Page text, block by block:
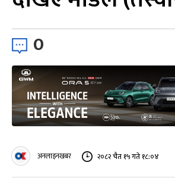
0
अनलाइनखबर २०८२ चैत १५ गते १८:०४